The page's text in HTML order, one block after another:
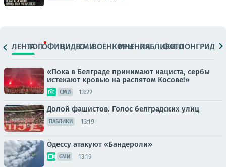
ЛЕНТАТОПОФИЦ.ВИДЕОСМИВОЕНКОРЫМНЕНИЯПАБЛИКИ
ФОТОЛОНГРИДЫ
«Пока в Белграде принимают нациста, сербы
истекают кровью на распятом Косове!»
СМИ 13:22
Долой фашистов. Голос белградских улиц
ПАБЛИКИ 13:19
Одессу атакуют «Бандероли»
СМИ 13:19